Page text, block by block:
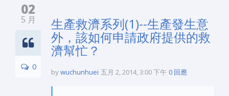
02
5 月
0
生產救濟系列(1)--生產發生意
外，該如何申請政府提供的救
濟幫忙？
bywuchunhuei 五月 2, 2014, 3:00 下午 0 回應